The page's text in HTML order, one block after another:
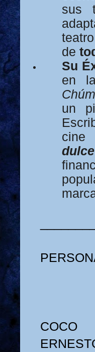
sus
de
Su
en
un
cine
dulce
COCO